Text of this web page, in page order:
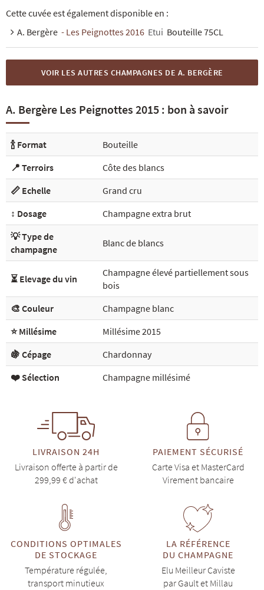
Cette cuvée est également disponible en :
A. Bergère - Les Peignottes 2016 Etui Bouteille 75CL
VOIR LES AUTRES CHAMPAGNES DE A. BERGÈRE
A. Bergère Les Peignottes 2015 : bon à savoir
🍾 Format
Bouteille
📍 Terroirs
Côte des blancs
📏 Echelle
Grand cru
↕️ Dosage
Champagne extra brut
💡 Type de
champagne
Blanc de blancs
⏳ Elevage du vin
Champagne élevé partiellement sous
bois
🎨 Couleur
Champagne blanc
⭐ Millésime
Millésime 2015
🍇 Cépage
Chardonnay
❤️ Sélection
Champagne millésimé
LIVRAISON 24H
Livraison offerte à partir de
299,99 € d'achat
PAIEMENT SÉCURISÉ
Carte Visa et MasterCard
Virement bancaire
CONDITIONS OPTIMALES
DE STOCKAGE
Température régulée,
transport minutieux
LA RÉFÉRENCE
DU CHAMPAGNE
Elu Meilleur Caviste
par Gault et Millau